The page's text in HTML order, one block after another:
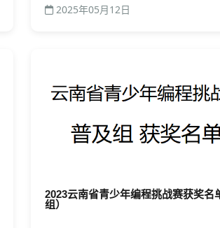
2025年05月12日
2023云南省青少年编程挑战赛获奖名
组）